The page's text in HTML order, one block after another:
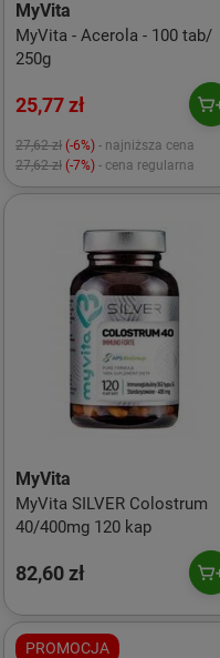
MyVita
MyVita - Acerola - 100 tab/
250g
25,77 zł
27,62 zł (-6%) - najniższa cena
27,62 zł (-7%) - cena regularna
MyVita
MyVita SILVER Colostrum
40/400mg 120 kap
82,60 zł
PROMOCJA